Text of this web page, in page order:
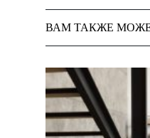
ВАМ ТАКЖЕ